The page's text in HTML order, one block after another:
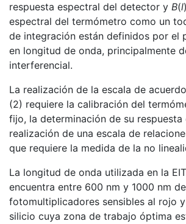
respuesta espectral del detector y B(l
espectral del termómetro como un
de integración están definidos por el
en longitud de onda, principalmente
interferencial.
La realización de la escala de
(2) requiere la calibración del
fijo, la determinación de su respuesta
realización de una escala de
que requiere la medida de la no
La longitud de onda utilizada en la
encuentra entre 600 nm y 1000 nm
fotomultiplicadores sensibles al rojo
silicio cuya zona de trabajo óptima